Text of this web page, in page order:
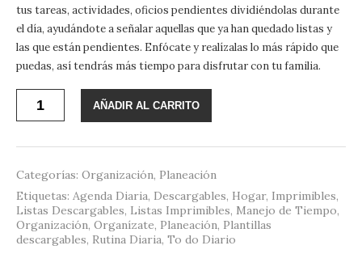
tus tareas, actividades, oficios pendientes dividiéndolas durante
el día, ayudándote a señalar aquellas que ya han quedado listas y
las que están pendientes. Enfócate y realízalas lo más rápido que
puedas, así tendrás más tiempo para disfrutar con tu familia.
Rutina
Diaria
cantidad
AÑADIR AL CARRITO
Categorías: Organización, Planeación
Etiquetas: Agenda Diaria, Descargables, Hogar, Imprimibles,
Listas Descargables, Listas Imprimibles, Manejo de Tiempo,
Organización, Organízate, Planeación, Plantillas
descargables, Rutina Diaria, To do Diario